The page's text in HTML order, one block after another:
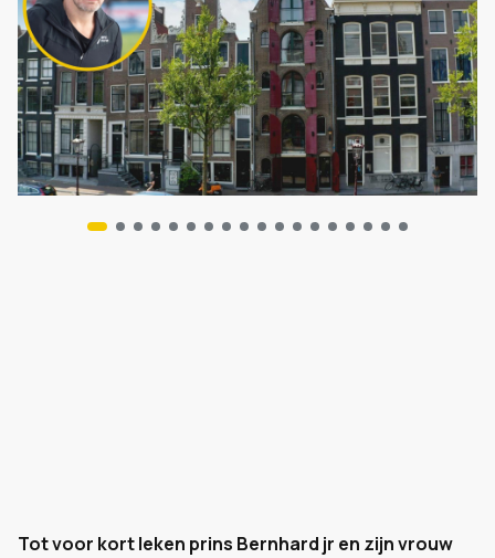
Tot voor kort leken prins Bernhard jr en zijn vrouw